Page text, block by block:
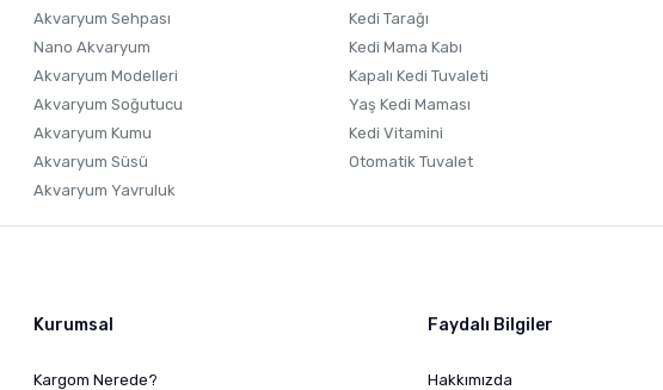
Akvaryum Sehpası
Nano Akvaryum
Akvaryum Modelleri
Akvaryum Soğutucu
Akvaryum Kumu
Akvaryum Süsü
Akvaryum Yavruluk
Kedi Tarağı
Kedi Mama Kabı
Kapalı Kedi Tuvaleti
Yaş Kedi Maması
Kedi Vitamini
Otomatik Tuvalet
Kurumsal
Kargom Nerede?
Faydalı Bilgiler
Hakkımızda